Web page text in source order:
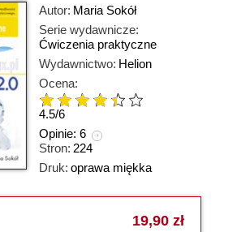
Autor: Maria Sokół
Serie wydawnicze:
Ćwiczenia praktyczne
Wydawnictwo: Helion
Ocena:
4.5/6
Opinie: 6
Stron: 224
Druk: oprawa miękka
19,90 zł